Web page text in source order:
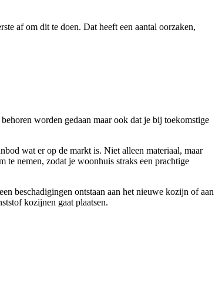
af om dit te doen. Dat heeft een aantal oorzaken,
worden gedaan maar ook dat je bij toekomstige
wat er op de markt is. Niet alleen materiaal, maar
nemen, zodat je woonhuis straks een prachtige
beschadigingen ontstaan aan het nieuwe kozijn of aan
kozijnen gaat plaatsen.